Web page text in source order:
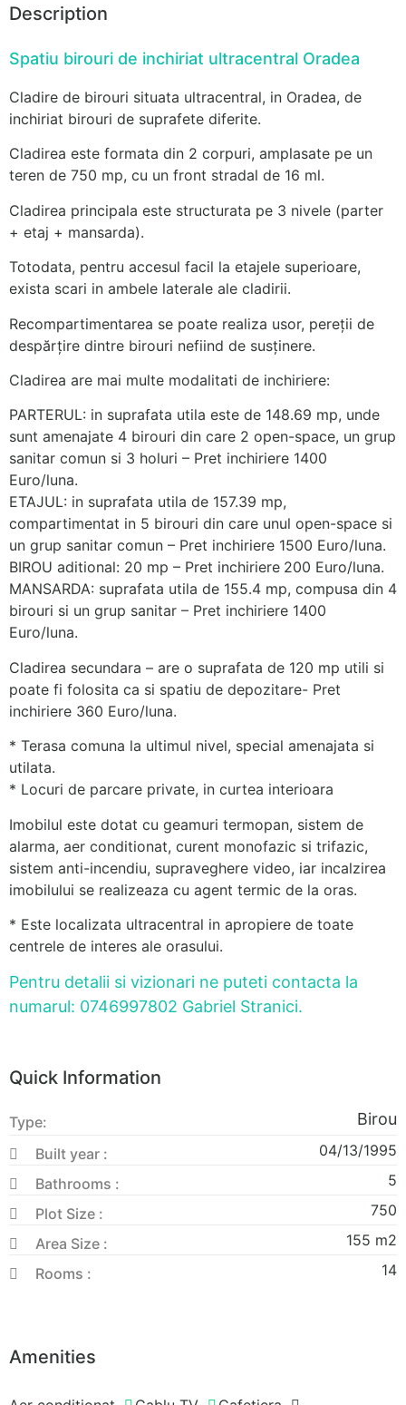
Description
Spatiu birouri de inchiriat ultracentral Oradea
Cladire de birouri situata ultracentral, in Oradea, de
inchiriat birouri de suprafete diferite.
Cladirea este formata din 2 corpuri, amplasate pe un
teren de 750 mp, cu un front stradal de 16 ml.
Cladirea principala este structurata pe 3 nivele (parter
+ etaj + mansarda).
Totodata, pentru accesul facil la etajele superioare,
exista scari in ambele laterale ale cladirii.
Recompartimentarea se poate realiza usor, pereții de
despărțire dintre birouri nefiind de susținere.
Cladirea are mai multe modalitati de inchiriere:
PARTERUL: in suprafata utila este de 148.69 mp, unde
sunt amenajate 4 birouri din care 2 open-space, un grup
sanitar comun si 3 holuri – Pret inchiriere 1400
Euro/luna.
ETAJUL: in suprafata utila de 157.39 mp,
compartimentat in 5 birouri din care unul open-space si
un grup sanitar comun – Pret inchiriere 1500 Euro/luna.
BIROU aditional: 20 mp – Pret inchiriere 200 Euro/luna.
MANSARDA: suprafata utila de 155.4 mp, compusa din 4
birouri si un grup sanitar – Pret inchiriere 1400
Euro/luna.
Cladirea secundara – are o suprafata de 120 mp utili si
poate fi folosita ca si spatiu de depozitare- Pret
inchiriere 360 Euro/luna.
* Terasa comuna la ultimul nivel, special amenajata si
utilata.
* Locuri de parcare private, in curtea interioara
Imobilul este dotat cu geamuri termopan, sistem de
alarma, aer conditionat, curent monofazic si trifazic,
sistem anti-incendiu, supraveghere video, iar incalzirea
imobilului se realizeaza cu agent termic de la oras.
* Este localizata ultracentral in apropiere de toate
centrele de interes ale orasului.
Pentru detalii si vizionari ne puteti contacta la
numarul: 0746997802 Gabriel Stranici.
Quick Information
Type: Birou
Built year :
04/13/1995
Bathrooms :
5
Plot Size :
750
Area Size :
155 m2
Rooms :
14
Amenities